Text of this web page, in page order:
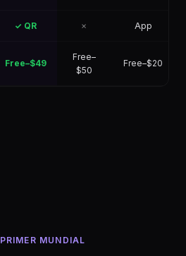
✓ QR ✗ App
Free–$49
Free–
$50
Free–$20
PRIMER MUNDIAL